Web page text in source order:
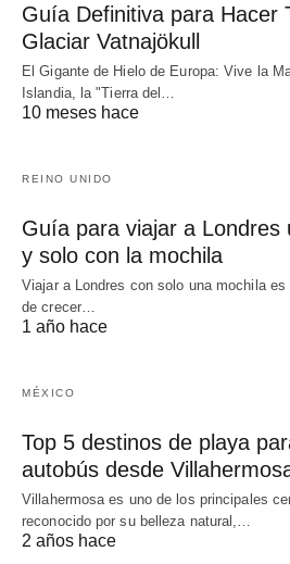
Guía Definitiva para Hacer
Glaciar Vatnajökull
El Gigante de Hielo de Europa: Vive la
Islandia, la "Tierra del…
10 meses hace
REINO UNIDO
Guía para viajar a Londres
y solo con la mochila
Viajar a Londres con solo una mochila
de crecer…
1 año hace
MÉXICO
Top 5 destinos de playa
autobús desde
Villahermosa es uno de los principales
reconocido por su belleza natural,…
2 años hace